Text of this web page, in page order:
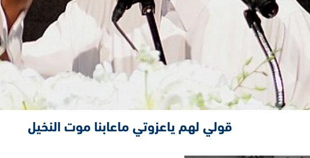
قولي لهم ياعزوتي ماعابنا موت النخيل